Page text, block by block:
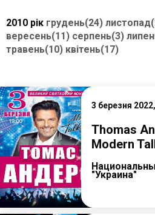
2010 рік грудень(24)
вересень(11) серпень(3)
травень(10) квітень(17)
3 березня
Thomas
Modern
"Украина"